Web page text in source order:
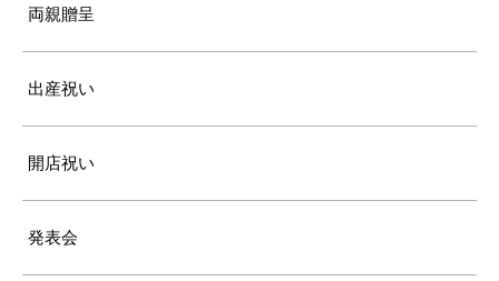
両親贈呈
出産祝い
開店祝い
発表会